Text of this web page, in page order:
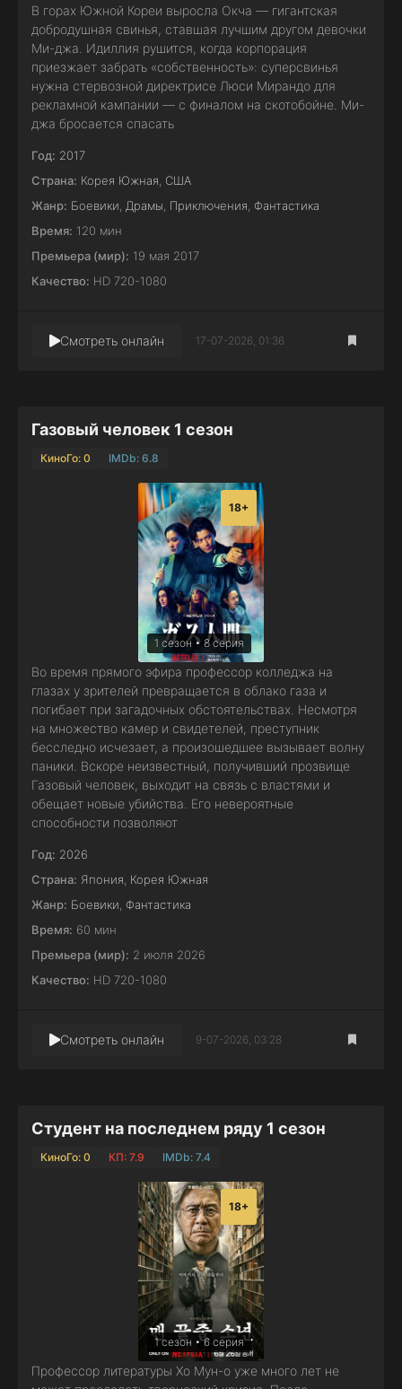
В горах Южной Кореи выросла Окча — гигантская
добродушная свинья, ставшая лучшим другом девочки
Ми-джа. Идиллия рушится, когда корпорация
приезжает забрать «собственность»: суперсвинья
нужна стервозной директрисе Люси Мирандо для
рекламной кампании — с финалом на скотобойне. Ми-
джа бросается спасать
Год: 2017
Страна: Корея Южная США
Жанр: Боевики Драмы Приключения Фантастика
Время: 120 мин
Премьера (мир): 19 мая 2017
Качество: HD 720-1080
Смотреть онлайн 17-07-2026, 01:36
Газовый человек 1 сезон
КиноГо: 0 IMDb: 6.8
1 сезон • 8 серия
18+
Во время прямого эфира профессор колледжа на
глазах у зрителей превращается в облако газа и
погибает при загадочных обстоятельствах. Несмотря
на множество камер и свидетелей, преступник
бесследно исчезает, а произошедшее вызывает волну
паники. Вскоре неизвестный, получивший прозвище
Газовый человек, выходит на связь с властями и
обещает новые убийства. Его невероятные
способности позволяют
Год: 2026
Страна: Япония Корея Южная
Жанр: Боевики Фантастика
Время: 60 мин
Премьера (мир): 2 июля 2026
Качество: HD 720-1080
Смотреть онлайн 9-07-2026, 03:28
Студент на последнем ряду 1 сезон
КиноГо: 0 КП: 7.9 IMDb: 7.4
1 сезон • 6 серия
18+
Профессор литературы Хо Мун-о уже много лет не